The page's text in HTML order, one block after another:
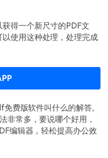
得一个新尺寸的PDF文
使用这种处理，处理完成
费版软件叫什么的解答。
非常多，要说哪个好用，
编辑器，轻松提高办公效